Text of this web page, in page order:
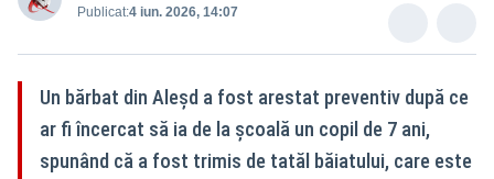
Publicat:4 iun. 2026, 14:07
Un bărbat din Aleșd a fost arestat preventiv după ce
ar fi încercat să ia de la școală un copil de 7 ani,
spunând că a fost trimis de tatăl băiatului, care este